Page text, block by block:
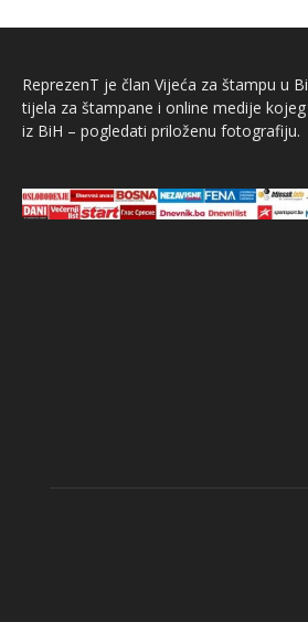
ReprezenT je član Vijeća za štampu u
tijela za štampane i online medije
iz BiH – pogledati priloženu fotografiju.